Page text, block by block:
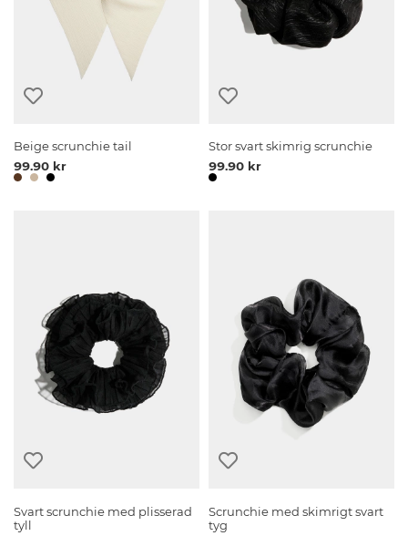
Beige scrunchie tail
99.90 kr
Stor svart skimrig scrunchie
99.90 kr
Svart scrunchie med plisserad
tyll
Scrunchie med skimrigt svart
tyg